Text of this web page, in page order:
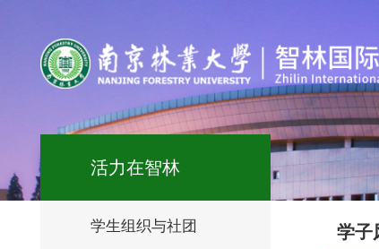
活力在智林
学生组织与社团 学子